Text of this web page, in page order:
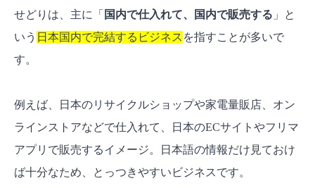
せどりは、主に「 国内で仕入れて、国内で販売する 」と
いう 日本国内で完結するビジネス を指すことが多いで
す。
例えば、日本のリサイクルショップや家電量販店、オン
ラインストアなどで仕入れて、日本のECサイトやフリマ
アプリで販売するイメージ。日本語の情報だけ見ておけ
ば十分なため、とっつきやすいビジネスです。